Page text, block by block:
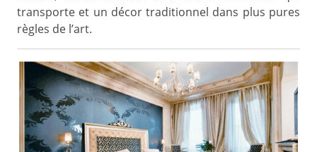
transporte et un décor traditionnel dans plus pures
règles de l’art.